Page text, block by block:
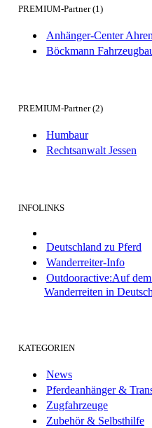
PREMIUM-Partner (1)
Anhänger-Center
Böckmann
PREMIUM-Partner (2)
Humbaur
Rechtsanwalt Jessen
INFOLINKS
Deutschland zu Pferd
Wanderreiter-Info
Outdooractive:Auf
Wanderreiten in
KATEGORIEN
News
Pferdeanhänger &
Zugfahrzeuge
Zubehör & Selbsthilfe